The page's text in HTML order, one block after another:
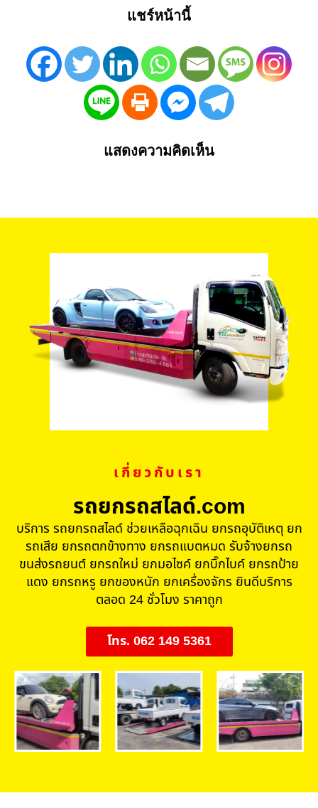
แชร์หน้านี้
แสดงความคิดเห็น
เกี่ยวกับเรา
รถยกรถสไลด์.com
บริการ รถยกรถสไลด์ ช่วยเหลือฉุกเฉิน ยกรถอุบัติเหตุ ยก
รถเสีย ยกรถตกข้างทาง ยกรถแบตหมด รับจ้างยกรถ
ขนส่งรถยนต์ ยกรถใหม่ ยกมอไซค์ ยกบิ๊กไบค์ ยกรถป้าย
แดง ยกรถหรู ยกของหนัก ยกเครื่องจักร ยินดีบริการ
ตลอด 24 ชั่วโมง ราคาถูก
โทร. 062 149 5361